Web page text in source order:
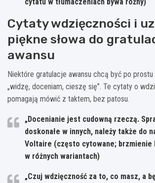
Cytaty wdzięczności i
piękne słowa do
awansu
Niektóre gratulacje awansu chcą być po
„widzę, doceniam, cieszę się”. Te cytaty o
pomagają mówić z taktem, bez patosu.
„Docenianie jest cudowną rzeczą.
doskonałe w innych, należy także do
Voltaire (często cytowane; brzmienie
w różnych wariantach)
„Czuj wdzięczność za to, co masz, a